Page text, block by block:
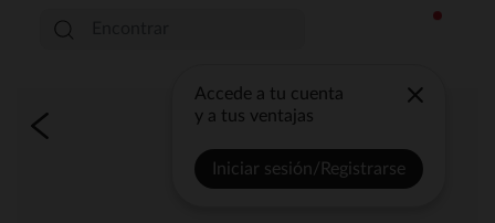
Accede a tu cuenta
y a tus ventajas
Iniciar sesión/Registrarse